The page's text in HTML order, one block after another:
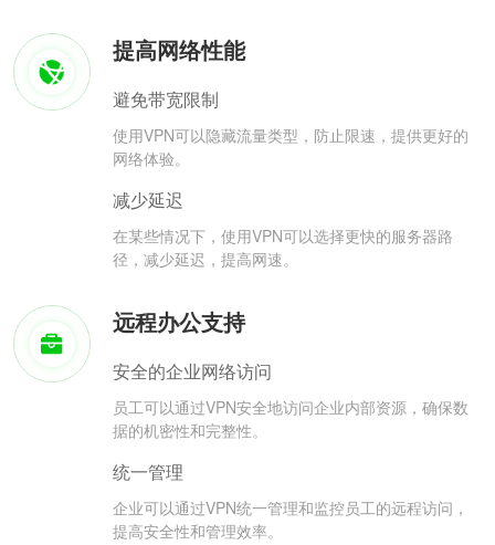
提高网络性能
避免带宽限制
使用VPN可以隐藏流量类型，防止限速，提供更好的
网络体验。
减少延迟
在某些情况下，使用VPN可以选择更快的服务器路
径，减少延迟，提高网速。
远程办公支持
安全的企业网络访问
员工可以通过VPN安全地访问企业内部资源，确保数
据的机密性和完整性。
统一管理
企业可以通过VPN统一管理和监控员工的远程访问，
提高安全性和管理效率。